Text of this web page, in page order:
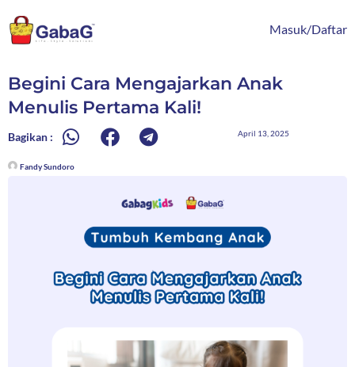
ke
konten
Masuk/Daftar
Begini Cara Mengajarkan Anak
Menulis Pertama Kali!
Bagikan : April 13, 2025
Fandy Sundoro